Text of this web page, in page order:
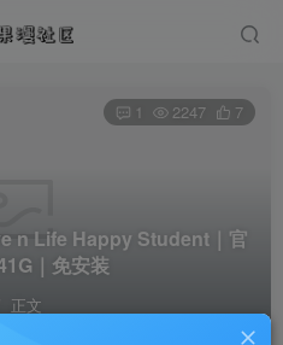
n Life Happy Student｜官
｜免安装
正文
1 2247 7